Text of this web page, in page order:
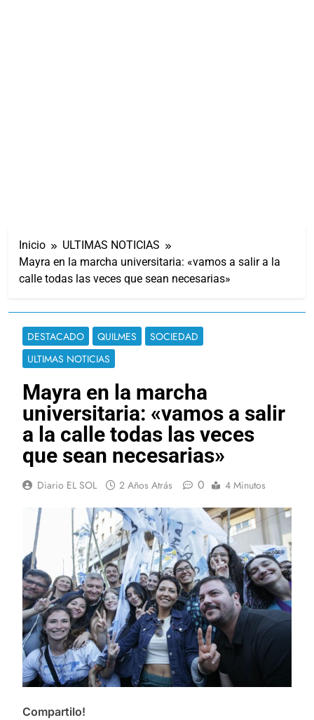
Inicio
ULTIMAS NOTICIAS
Mayra en la marcha universitaria: «vamos a salir a la
calle todas las veces que sean necesarias»
DESTACADO QUILMES
SOCIEDAD
ULTIMAS NOTICIAS
Mayra en la marcha
universitaria: «vamos a salir
a la calle todas las veces
que sean necesarias»
Diario EL SOL 2 Años Atrás 0 4 Minutos
Compartilo!